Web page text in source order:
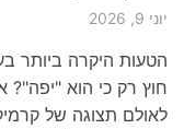
יוני 9, 2026
הטעות היקרה ביותר
חוץ רק כי הוא "יפה"?
לאולם תצוגה של